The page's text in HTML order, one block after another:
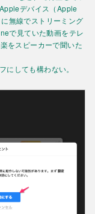
デバイス（Apple
無線でストリーミング
で見ていた動画をテレ
をスピーカーで聞いた
にしても構わない。